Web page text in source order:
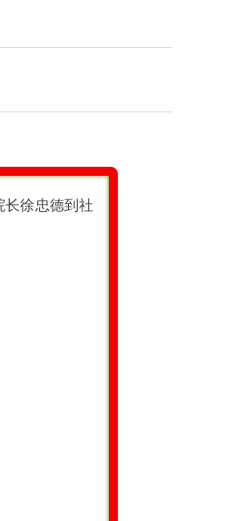
长徐忠德到社